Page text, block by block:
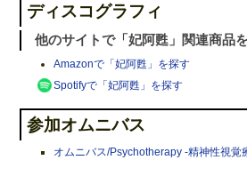
ディスコグラフィ
他のサイトで「妃阿甦」関連商品
Amazonで「妃阿甦」を探す
Spotifyで「妃阿甦」を探す
参加オムニバス
オムニバス/Psychotherapy -精神性視覚